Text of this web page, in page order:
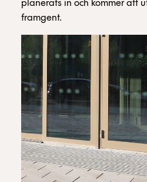
planerats in och kommer att
framgent.